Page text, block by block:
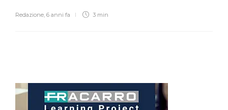
Redazione, 6 anni fa 3 min